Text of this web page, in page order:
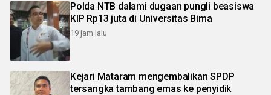
Polda NTB dalami dugaan pungli beasiswa
KIP Rp13 juta di Universitas Bima
19 jam lalu
Kejari Mataram mengembalikan SPDP
tersangka tambang emas ke penyidik